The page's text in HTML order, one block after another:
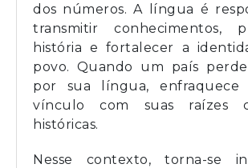
dos números. A língua é
transmitir conhecimentos,
história e fortalecer a
povo. Quando um país
por sua língua, enfraquece
vínculo com suas raízes
históricas.
Nesse contexto, torna-se